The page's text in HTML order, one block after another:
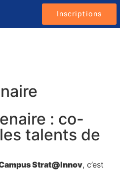
Inscriptions
: co-
talents de
Strat@Innov, c’est